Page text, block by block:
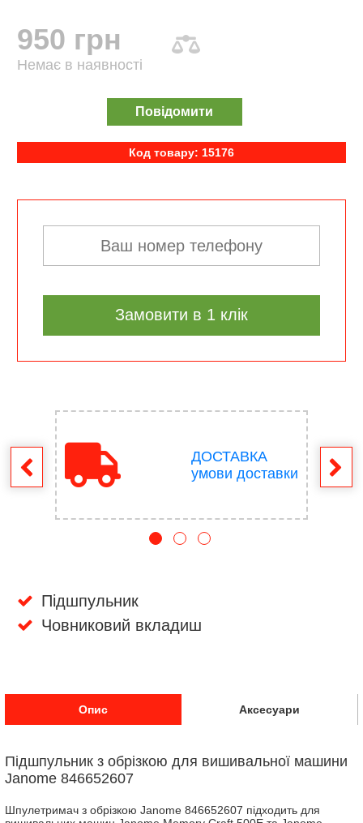
950 грн
Немає в наявності
Повідомити
Код товару: 15176
Замовити в 1 клік
ДОСТАВКА
умови доставки
Підшпульник
Човниковий вкладиш
Опис Аксесуари
Підшпульник з обрізкою для вишивальної машини
Janome 846652607
Шпулетримач з обрізкою Janome 846652607 підходить для